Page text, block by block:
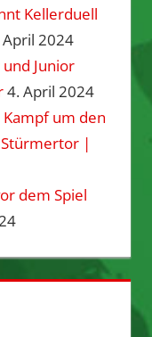
Kellerduell
April 2024
Junior
4. April 2024
um den
|
dem Spiel